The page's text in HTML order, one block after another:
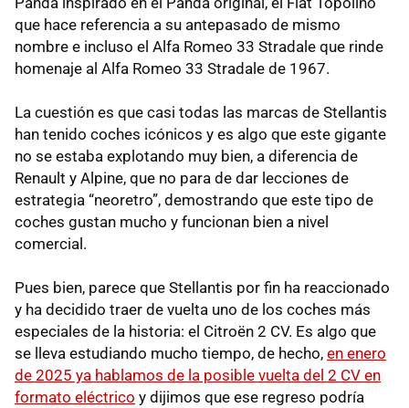
que hace referencia a su antepasado de mismo
nombre e incluso el Alfa Romeo 33 Stradale que rinde
homenaje al Alfa Romeo 33 Stradale de 1967.
La cuestión es que casi todas las marcas de Stellantis
han tenido coches icónicos y es algo que este gigante
no se estaba explotando muy bien, a diferencia de
Renault y Alpine, que no para de dar lecciones de
estrategia “neoretro”, demostrando que este tipo de
coches gustan mucho y funcionan bien a nivel
comercial.
Pues bien, parece que Stellantis por fin ha reaccionado
y ha decidido traer de vuelta uno de los coches más
especiales de la historia: el Citroën 2 CV. Es algo que
se lleva estudiando mucho tiempo, de hecho, en enero
de 2025 ya hablamos de la posible vuelta del 2 CV en
formato eléctrico y dijimos que ese regreso podría